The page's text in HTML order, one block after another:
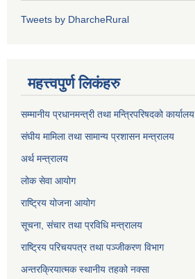
Tweets by DharcheRural
महत्त्वपुर्ण लिकंहरु
सम्मानीय प्रधानमन्त्री तथा मन्त्रिपरिषदको कार्यालय
संघीय मामिला तथा सामान्य प्रशासन मन्त्रालय
अर्थ मन्त्रालय
लोक सेवा आयोग
राष्ट्रिय योजना आयोग
सूचना, संचार तथा प्रविधि मन्त्रालय
राष्ट्रिय परिचयपत्र तथा पञ्जीकरण विभाग
अन्तरक्रियात्मक स्थानीय तहको नक्सा